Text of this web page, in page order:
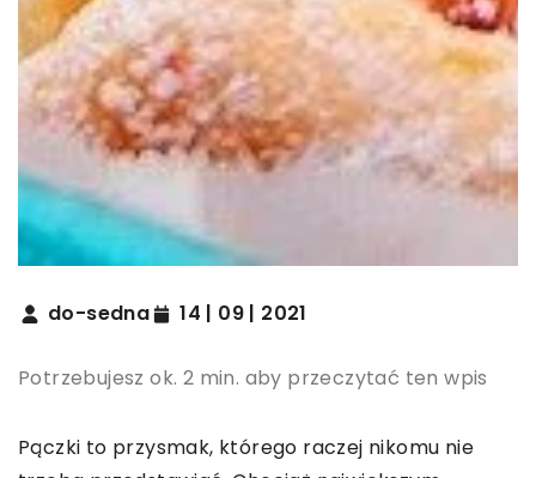
do-sedna 14 | 09 | 2021
Potrzebujesz ok. 2 min. aby przeczytać ten wpis
Pączki to przysmak, którego raczej nikomu nie